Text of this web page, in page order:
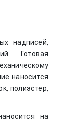
надписей,
Готовая
наносится
полиэстер,
на